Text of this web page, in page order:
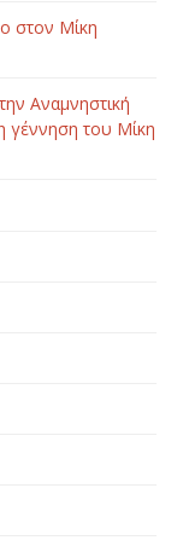
στον Μίκη
Αναμνηστική
γέννηση του Μίκη